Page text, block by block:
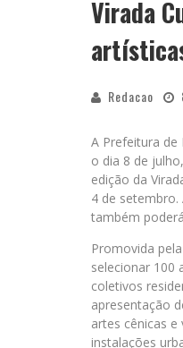
Virada
Redacao
A Prefeitura
o dia 8 de
edição da
4 de
também
Promovida
selecionar 100
coletivos
apresentação
artes cênicas
instalações